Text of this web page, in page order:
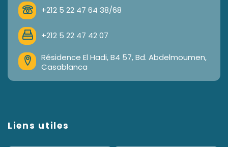
+212 5 22 47 64 38/68
+212 5 22 47 42 07
Résidence El Hadi, B4 57, Bd. Abdelmoumen,
Casablanca
Liens utiles